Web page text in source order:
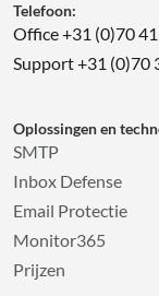
Telefoon:
Office +31 (0)70
Support +31 (0)70
Oplossingen en
SMTP
Inbox Defense
Email Protectie
Monitor365
Prijzen